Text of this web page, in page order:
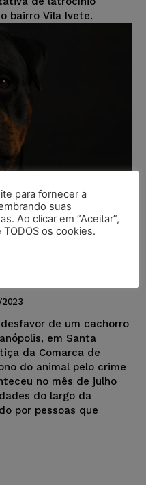
bairro Vila Ivete.
que
com socos e
2023
de um cachorro
em Santa
da Comarca de
do animal pelo crime
no mês de julho
do largo da
por pessoas que
para fornecer a
suas
Ao clicar em “Aceitar”,
os cookies.